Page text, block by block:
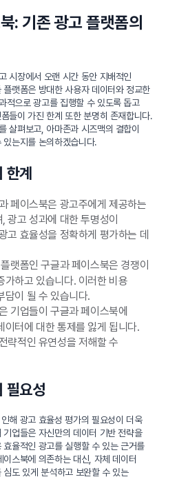
: 기존 광고 플랫폼의
시장에서 오랜 시간 동안 지배적인
랫폼은 방대한 사용자 데이터와 정교한
적으로 광고를 집행할 수 있도록 돕고
들이 가진 한계 또한 분명히 존재합니다.
살펴보고, 아마존과 시즈맥의 결합이
는지를 논의하겠습니다.
한계
페이스북은 광고주에게 제공하는
광고 성과에 대한 투명성이
고 효율성을 정확하게 평가하는 데
랫폼인 구글과 페이스북은 경쟁이
가하고 있습니다. 이러한 비용
담이 될 수 있습니다.
기업들이 구글과 페이스북에
이터에 대한 통제를 잃게 됩니다.
략적인 유연성을 저해할 수
필요성
해 광고 효율성 평가의 필요성이 더욱
업들은 자신만의 데이터 기반 전략을
율적인 광고를 실행할 수 있는 근거를
스북에 의존하는 대신, 자체 데이터
도 있게 분석하고 보완할 수 있는